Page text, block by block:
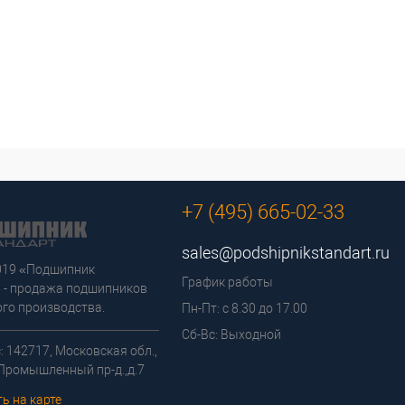
«Подшипник
- продажа подшипников
производства.
142717, Московская обл.,
пр-д.,д.7
на карте
+7 (495) 665-02-33
sales@podshipnikstandart.ru
График работы
Пн-Пт: с 8.30 до 17.00
Сб-Вс: Выходной